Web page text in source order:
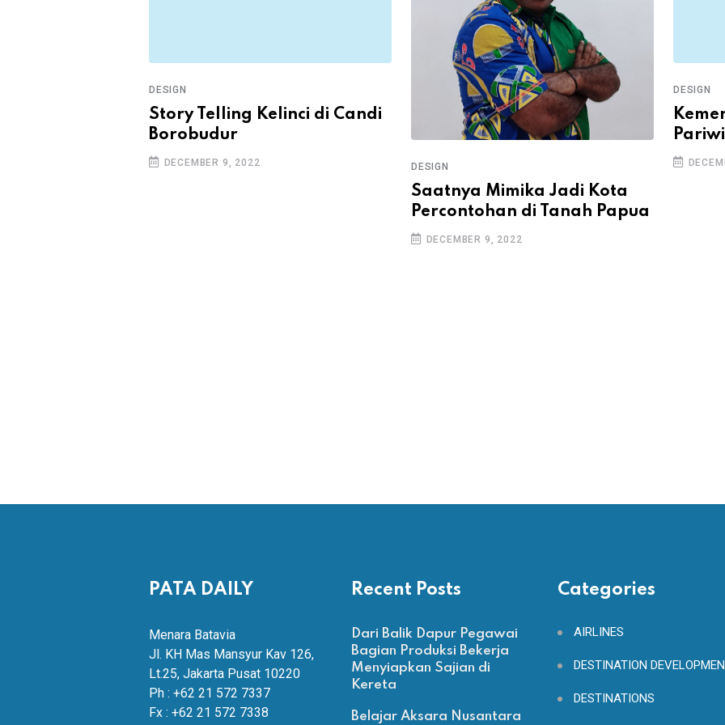
DESIGN
Story Telling Kelinci di Candi
Borobudur
DECEMBER 9, 2022 DESIGN
Saatnya Mimika Jadi Kota
Percontohan di Tanah Papua
DECEMBER 9, 2022
DESIGN
PATA DAILY
Menara Batavia
Jl. KH Mas Mansyur Kav 126,
Lt.25, Jakarta Pusat 10220
Ph : +62 21 572 7337
Fx : +62 21 572 7338
Recent Posts
Dari Balik Dapur Pegawai
Bagian Produksi Bekerja
Menyiapkan Sajian di
Kereta
Belajar Aksara Nusantara
Categories
AIRLINES
DESTINATION
DESTINATIONS